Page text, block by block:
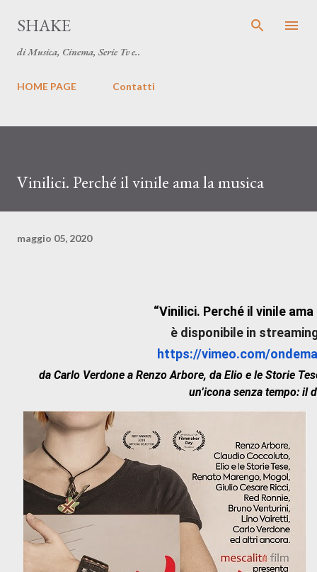
Passa ai contenuti principali
SHAKE
di Musica, Cinema, Serie Tv e..
HOME PAGE Contatti
Vinilici. Perché il vinile ama la musica
maggio 05, 2020
“Vinilici. Perché il vinile
è disponibile in
https://vimeo.com/
da Carlo Verdone a Renzo Arbore, da Elio e le Storie Tese a Claudio Coccoluto il racconto di
un’icona senza tempo: il